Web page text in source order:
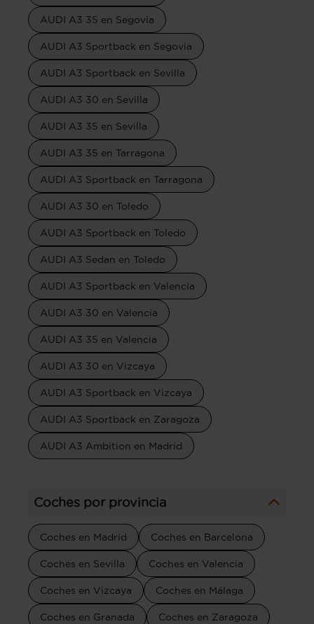
AUDI A3 35 en Segovia
AUDI A3 Sportback en Segovia
AUDI A3 Sportback en Sevilla
AUDI A3 30 en Sevilla
AUDI A3 35 en Sevilla
AUDI A3 35 en Tarragona
AUDI A3 Sportback en Tarragona
AUDI A3 30 en Toledo
AUDI A3 Sportback en Toledo
AUDI A3 Sedan en Toledo
AUDI A3 Sportback en Valencia
AUDI A3 30 en Valencia
AUDI A3 35 en Valencia
AUDI A3 30 en Vizcaya
AUDI A3 Sportback en Vizcaya
AUDI A3 Sportback en Zaragoza
AUDI A3 Ambition en Madrid
Coches por provincia
Coches en Madrid Coches en Barcelona
Coches en Sevilla Coches en Valencia
Coches en Vizcaya Coches en Málaga
Coches en Granada Coches en Zaragoza